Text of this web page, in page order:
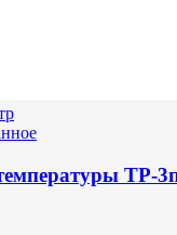
ТР-